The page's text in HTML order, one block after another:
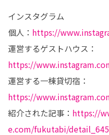
インスタグラム
個人： https://
運営するゲストハウス：
https://
運営する一棟貸切宿：
https://
紹介された記事： https://
e.com/fukutabi/